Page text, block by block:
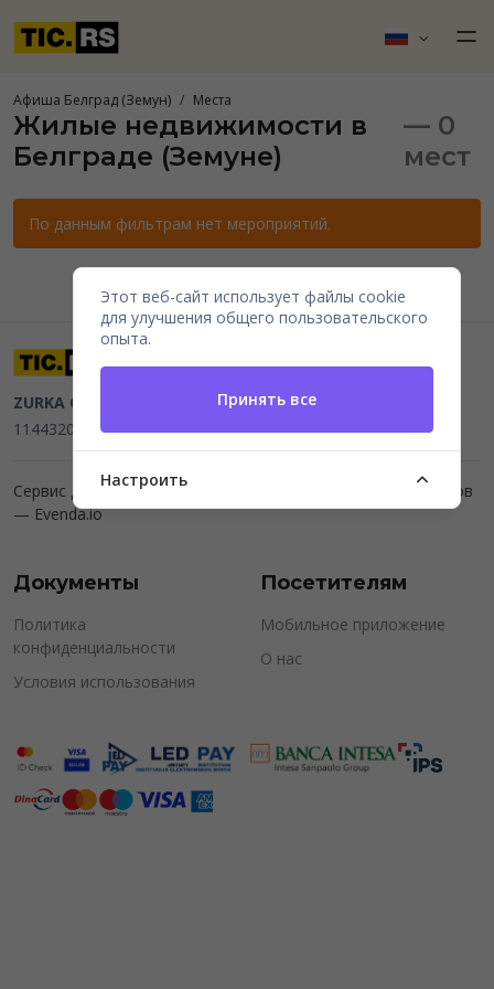
Афиша Белград (Земун) Места
Жилые недвижимости в
Белграде (Земуне)
— 0
мест
По данным фильтрам нет мероприятий.
ZURKA CE BITI DOO Beograd, Kraljice Natalije 11
114432064, MB 22023195,mail@tic.rs, +381 63 173 3142
Сервис для организаторов мероприятий и продажи билетов
— Evenda.io
Документы
Политика
конфиденциальности
Условия использования
Посетителям
Мобильное приложение
О нас
Этот веб-сайт использует файлы cookie
для улучшения общего пользовательского
опыта.
Принять все
Настроить